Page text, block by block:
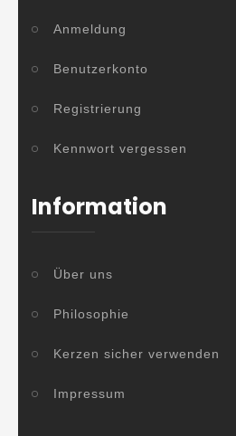
Anmeldung
Benutzerkonto
Registrierung
Kennwort vergessen
Information
Über uns
Philosophie
Kerzen sicher verwenden
Impressum